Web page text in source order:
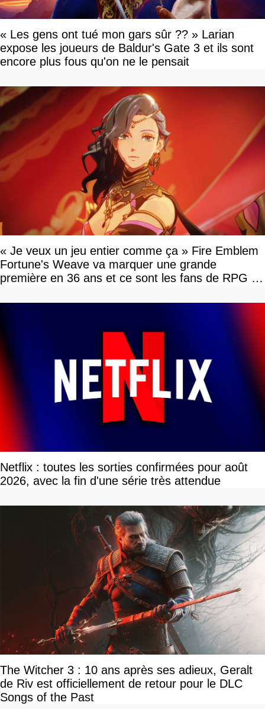
« Les gens ont tué mon gars sûr ?? » Larian
expose les joueurs de Baldur's Gate 3 et ils sont
encore plus fous qu'on ne le pensait
« Je veux un jeu entier comme ça » Fire Emblem
Fortune's Weave va marquer une grande
première en 36 ans et ce sont les fans de RPG en
Netflix : toutes les sorties confirmées pour août
2026, avec la fin d'une série très attendue
The Witcher 3 : 10 ans après ses adieux, Geralt
de Riv est officiellement de retour pour le DLC
Songs of the Past